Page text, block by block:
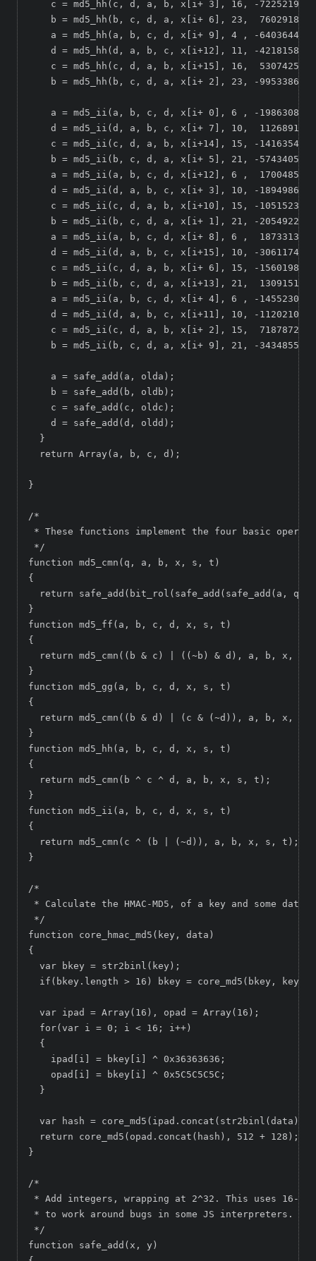
c = md5_hh(c, d, a, b, x[i+ 3], 16, -
b = md5_hh(b, c, d, a, x[i+ 6], 23,  76029189);
a = md5_hh(a, b, c, d, x[i+ 9], 4 , -
d = md5_hh(d, a, b, c, x[i+12], 11, -
c = md5_hh(c, d, a, b, x[i+15], 16,
b = md5_hh(b, c, d, a, x[i+ 2], 23, -
a = md5_ii(a, b, c, d, x[i+ 0], 6 , -
d = md5_ii(d, a, b, c, x[i+ 7], 10,
c = md5_ii(c, d, a, b, x[i+14], 15, -
b = md5_ii(b, c, d, a, x[i+ 5], 21, -57434055);
a = md5_ii(a, b, c, d, x[i+12], 6 ,
d = md5_ii(d, a, b, c, x[i+ 3], 10, -
c = md5_ii(c, d, a, b, x[i+10], 15, -1051523);
b = md5_ii(b, c, d, a, x[i+ 1], 21, -
a = md5_ii(a, b, c, d, x[i+ 8], 6 ,
d = md5_ii(d, a, b, c, x[i+15], 10, -30611744);
c = md5_ii(c, d, a, b, x[i+ 6], 15, -
b = md5_ii(b, c, d, a, x[i+13], 21,
a = md5_ii(a, b, c, d, x[i+ 4], 6 , -
d = md5_ii(d, a, b, c, x[i+11], 10, -
c = md5_ii(c, d, a, b, x[i+ 2], 15,
b = md5_ii(b, c, d, a, x[i+ 9], 21, -
a = safe_add(a, olda);
b = safe_add(b, oldb);
c = safe_add(c, oldc);
d = safe_add(d, oldd);
}
return Array(a, b, c, d);
}
/*
* These functions implement the four basic
*/
function md5_cmn(q, a, b, x, s, t)
{
return safe_add(bit_rol(safe_add(safe_add(a,
}
function md5_ff(a, b, c, d, x, s, t)
{
return md5_cmn((b & c) | ((~b) & d), a, b, x,
}
function md5_gg(a, b, c, d, x, s, t)
{
return md5_cmn((b & d) | (c & (~d)), a, b, x,
}
function md5_hh(a, b, c, d, x, s, t)
{
return md5_cmn(b ^ c ^ d, a, b, x, s, t);
}
function md5_ii(a, b, c, d, x, s, t)
{
return md5_cmn(c ^ (b | (~d)), a, b, x, s, t);
}
/*
* Calculate the HMAC-MD5, of a key and some data
*/
function core_hmac_md5(key, data)
{
var bkey = str2binl(key);
if(bkey.length > 16) bkey = core_md5(bkey,
var ipad = Array(16), opad = Array(16);
for(var i = 0; i < 16; i++)
{
ipad[i] = bkey[i] ^ 0x36363636;
opad[i] = bkey[i] ^ 0x5C5C5C5C;
}
var hash = core_md5(ipad.concat(str2binl(data)),
return core_md5(opad.concat(hash), 512 + 128);
}
/*
* Add integers, wrapping at 2^32. This uses 16-
* to work around bugs in some JS interpreters.
*/
function safe_add(x, y)